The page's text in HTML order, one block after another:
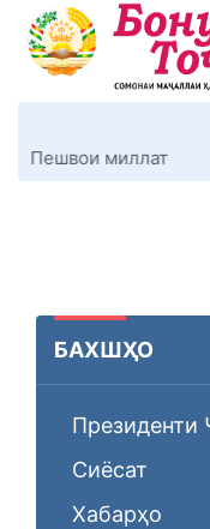
БАХШҲО
Президенти
Сиёсат
Хабарҳо